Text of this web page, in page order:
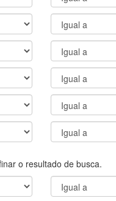
o resultado de busca.